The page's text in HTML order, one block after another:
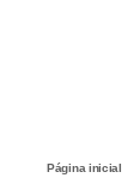
Página inicial